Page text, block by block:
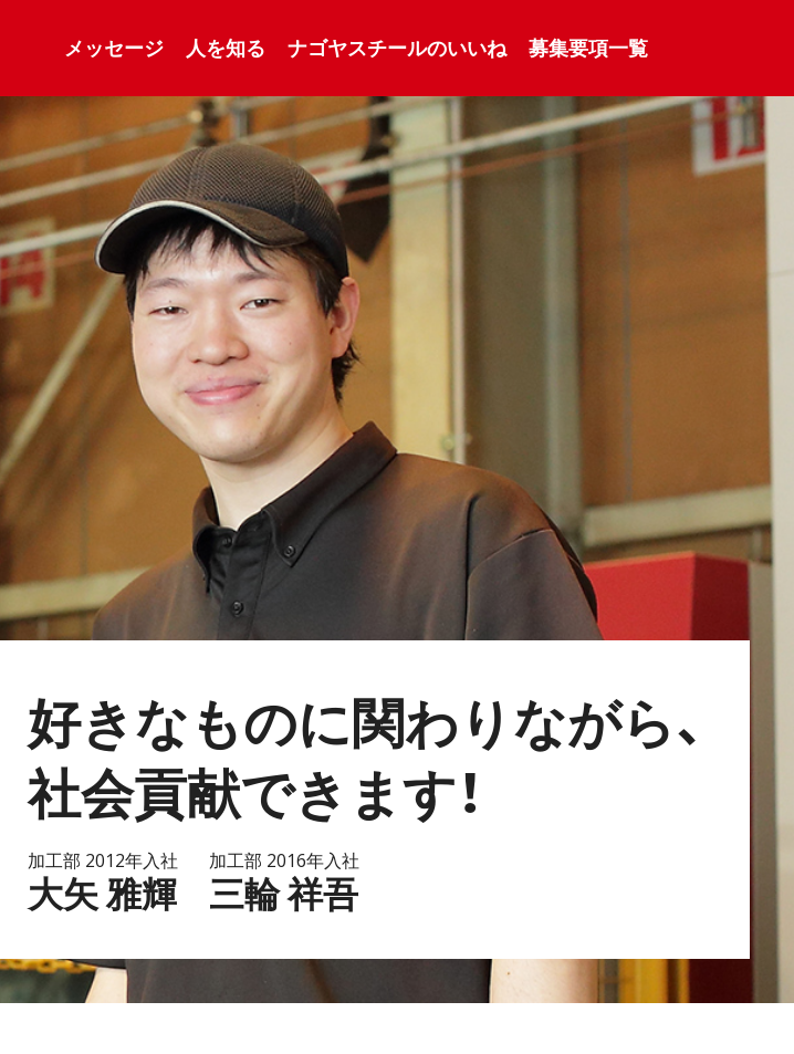
メッセージ 人を知る ナゴヤスチールのいいね 募集要項一覧
好きなものに関わりながら、
社会貢献できます！
加工部 2012年入社
大矢 雅輝
加工部 2016年入社
三輪 祥吾